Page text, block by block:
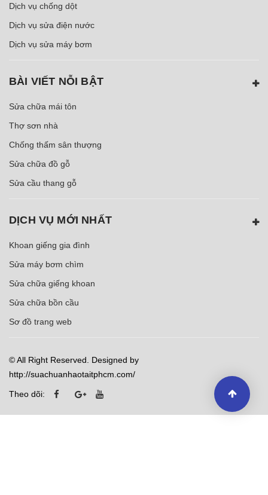
Dịch vụ chống dột
Dịch vụ sửa điện nước
Dịch vụ sửa máy bơm
BÀI VIẾT NỖI BẬT
Sửa chữa mái tôn
Thợ sơn nhà
Chống thấm sân thượng
Sửa chữa đồ gỗ
Sửa cầu thang gỗ
DỊCH VỤ MỚI NHẤT
Khoan giếng gia đình
Sửa máy bơm chìm
Sửa chữa giếng khoan
Sửa chữa bồn cầu
Sơ đồ trang web
© All Right Reserved. Designed by
http://suachuanhaotaitphcm.com/
Theo dõi: